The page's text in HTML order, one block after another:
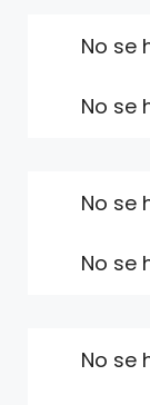
No se
No se
No se
No se
No se